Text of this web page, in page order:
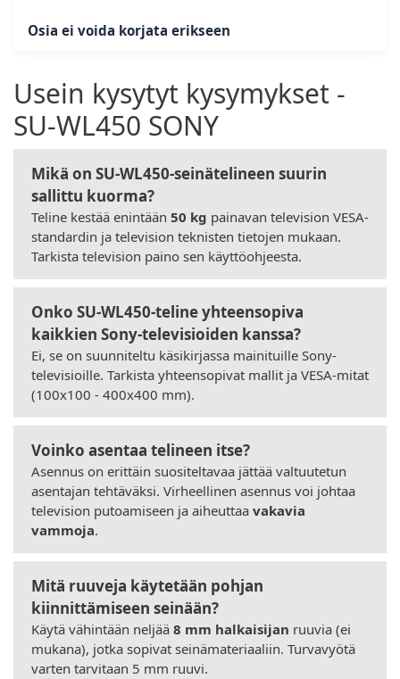
Osia ei voida korjata erikseen
Usein kysytyt kysymykset -
SU-WL450 SONY
Mikä on SU-WL450-seinätelineen suurin
sallittu kuorma?
Teline kestää enintään 50 kg painavan television VESA-
standardin ja television teknisten tietojen mukaan.
Tarkista television paino sen käyttöohjeesta.
Onko SU-WL450-teline yhteensopiva
kaikkien Sony-televisioiden kanssa?
Ei, se on suunniteltu käsikirjassa mainituille Sony-
televisioille. Tarkista yhteensopivat mallit ja VESA-mitat
(100x100 - 400x400 mm).
Voinko asentaa telineen itse?
Asennus on erittäin suositeltavaa jättää valtuutetun
asentajan tehtäväksi. Virheellinen asennus voi johtaa
television putoamiseen ja aiheuttaa vakavia
vammoja.
Mitä ruuveja käytetään pohjan
kiinnittämiseen seinään?
Käytä vähintään neljää 8 mm halkaisijan ruuvia (ei
mukana), jotka sopivat seinämateriaaliin. Turvavyötä
varten tarvitaan 5 mm ruuvi.